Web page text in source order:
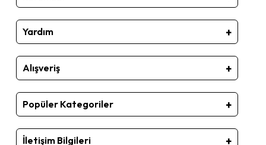
Yardım
Alışveriş
Popüler Kategoriler
İletişim Bilgileri